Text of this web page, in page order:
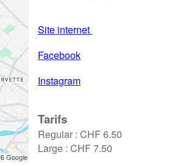
Site internet
Facebook
Instagram
Tarifs
Regular : CHF 6.50
Large : CHF 7.50